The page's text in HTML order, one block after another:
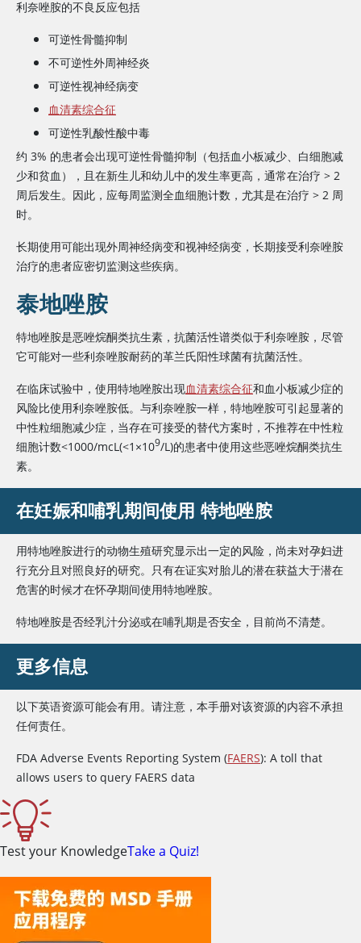
利奈唑胺的不良反应包括
可逆性骨髓抑制
不可逆性外周神经炎
可逆性视神经病变
血清素综合征
可逆性乳酸性酸中毒
约 3% 的患者会出现可逆性骨髓抑制（包括血小板减少、白细胞减
少和贫血），且在新生儿和幼儿中的发生率更高，通常在治疗 > 2
周后发生。因此，应每周监测全血细胞计数，尤其是在治疗 > 2 周
时。
长期使用可能出现外周神经病变和视神经病变，长期接受利奈唑胺
治疗的患者应密切监测这些疾病。
泰地唑胺
特地唑胺是恶唑烷酮类抗生素，抗菌活性谱类似于利奈唑胺 ，尽管
它可能对一些利奈唑胺耐药的革兰氏阳性球菌有抗菌活性。
在临床试验中，使用特地唑胺出现血清素综合征和血小板减少症的
风险比使用利奈唑胺低。与利奈唑胺一样，特地唑胺可引起显著的
中性粒细胞减少症，当存在可接受的替代方案时，不推荐在中性粒
细胞计数<1000/mcL(<1×109/L)的患者中使用这些恶唑烷酮类抗生
素。
在妊娠和哺乳期间使用 特地唑胺
用特地唑胺进行的动物生殖研究显示出一定的风险，尚未对孕妇进
行充分且对照良好的研究。只有在证实对胎儿的潜在获益大于潜在
危害的时候才在怀孕期间使用特地唑胺。
特地唑胺是否经乳汁分泌或在哺乳期是否安全，目前尚不清楚。
更多信息
以下英语资源可能会有用。请注意，本手册对该资源的内容不承担
任何责任。
FDA Adverse Events Reporting System (FAERS): A toll that
allows users to query FAERS data
Test your KnowledgeTake a Quiz!